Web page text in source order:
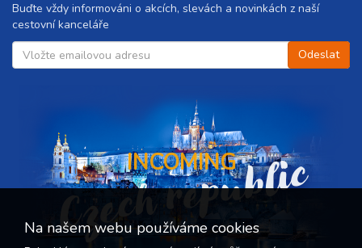
Buďte vždy informováni o akcích, slevách a novinkách z naší
cestovní kanceláře
INCOMING
Czech republic
Na našem webu používáme cookies